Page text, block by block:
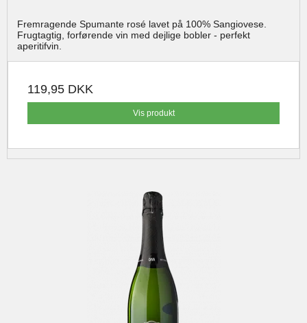
Fremragende Spumante rosé lavet på 100% Sangiovese.
Frugtagtig, forførende vin med dejlige bobler - perfekt
aperitifvin.
119,95 DKK
Vis produkt